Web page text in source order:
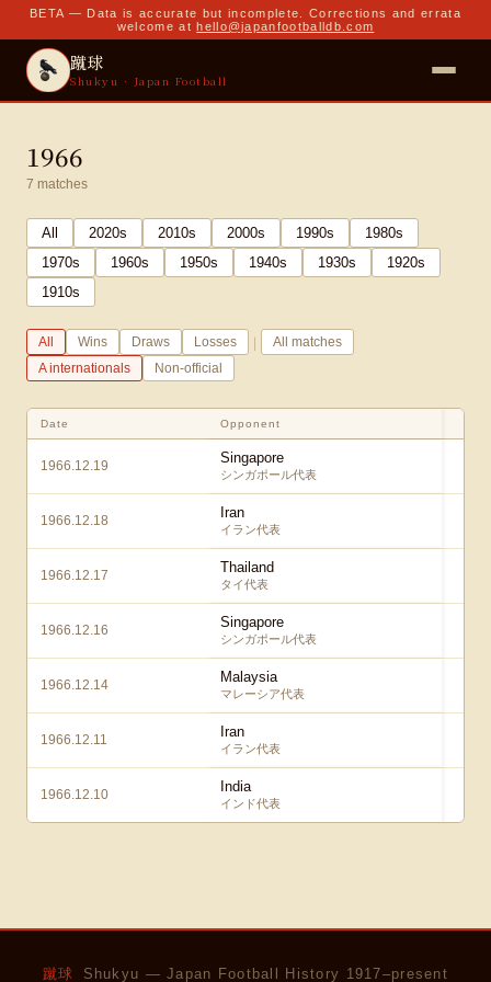
BETA — Data is accurate but incomplete. Corrections and errata
welcome at hello@japanfootballdb.com
蹴球
Shukyu · Japan Football
1966
7 matches
All 2020s 2010s 2000s 1990s 1980s
1970s 1960s 1950s 1940s 1930s 1920s
1910s
All Wins Draws Losses |
All matches
A internationals
Non-official
Date Opponent
1966.12.19 Singapore
シンガポール代表
1966.12.18 Iran
イラン代表
1966.12.17 Thailand
タイ代表
1966.12.16 Singapore
シンガポール代表
1966.12.14 Malaysia
マレーシア代表
1966.12.11 Iran
イラン代表
1966.12.10 India
インド代表
蹴球 Shukyu — Japan Football History 1917–present